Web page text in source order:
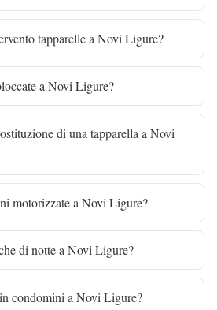
tapparelle a Novi Ligure?
a Novi Ligure?
di una tapparella a Novi
motorizzate a Novi Ligure?
di notte a Novi Ligure?
condomini a Novi Ligure?